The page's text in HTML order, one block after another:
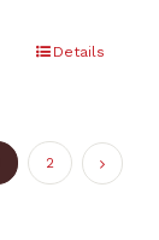
Details
2